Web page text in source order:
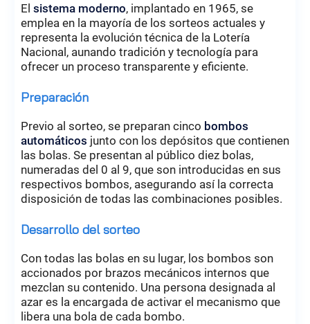
El sistema moderno, implantado en 1965, se
emplea en la mayoría de los sorteos actuales y
representa la evolución técnica de la Lotería
Nacional, aunando tradición y tecnología para
ofrecer un proceso transparente y eficiente.
Preparación
Previo al sorteo, se preparan cinco bombos
automáticos junto con los depósitos que contienen
las bolas. Se presentan al público diez bolas,
numeradas del 0 al 9, que son introducidas en sus
respectivos bombos, asegurando así la correcta
disposición de todas las combinaciones posibles.
Desarrollo del sorteo
Con todas las bolas en su lugar, los bombos son
accionados por brazos mecánicos internos que
mezclan su contenido. Una persona designada al
azar es la encargada de activar el mecanismo que
libera una bola de cada bombo.